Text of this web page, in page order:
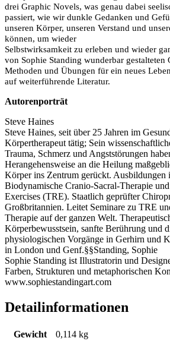
drei Graphic Novels, was genau dabei
passiert, wie wir dunkle Gedanken und
unseren Körper, unseren Verstand und
können, um wieder
Selbstwirksamkeit zu erleben und wieder
von Sophie Standing wunderbar gestalteten
Methoden und Übungen für ein neues
auf weiterführende Literatur.
Autorenporträt
Steve Haines
Steve Haines, seit über 25 Jahren im
Körpertherapeut tätig; Sein
Trauma, Schmerz und Angststörungen
Herangehensweise an die Heilung
Körper ins Zentrum gerückt. Ausbildungen
Biodynamische Cranio-Sacral-Therapie
Exercises (TRE). Staatlich geprüfter
Großbritannien. Leitet Seminare zu TRE
Therapie auf der ganzen Welt.
Körperbewusstsein, sanfte Berührung und
physiologischen Vorgänge in Gerhirn und
in London und Genf.§§Standing, Sophie
Sophie Standing ist Illustratorin und
Farben, Strukturen und metaphorischen
www.sophiestandingart.com
Detailinformationen
Gewicht
0,114 kg